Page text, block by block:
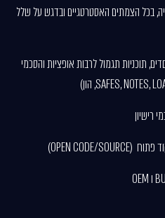
בכל הצמתים האסטרטגיים ובדגש על שלל
תוכניות תגמול לרבות אופציות והסכמי
רישיון